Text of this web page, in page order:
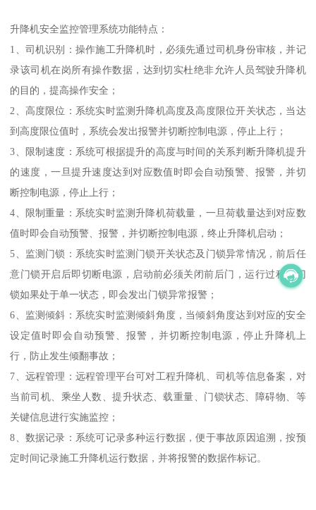
升降机安全监控管理系统功能特点：
1、司机识别：操作施工升降机时，必须先通过司机身份审核，并记
录该司机在岗所有操作数据，达到切实杜绝非允许人员驾驶升降机
的目的，提高操作安全；
2、高度限位：系统实时监测升降机高度及高度限位开关状态，当达
到高度限位值时，系统会发出报警并切断控制电源，停止上行；
3、限制速度：系统可根据提升的高度与时间的关系判断升降机提升
的速度，一旦提升速度达到对应数值时即会自动预警、报警，并切
断控制电源，停止上行；
4、限制重量：系统实时监测升降机荷载量，一旦荷载量达到对应数
值时即会自动预警、报警，并切断控制电源，终止升降机启动；
5、监测门锁：系统实时监测门锁开关状态及门锁异常情况，前后任
意门锁开启后即切断电源，启动前必须关闭前后门，运行过程中门
锁如果处于单一状态，即会发出门锁异常报警；
6、监测倾斜：系统实时监测倾斜角度，当倾斜角度达到对应的安全
设定值时即会自动预警、报警，并切断控制电源，停止升降机上
行，防止发生倾翻事故；
7、远程管理：远程管理平台可对工程升降机、司机等信息备案，对
当前司机、乘坐人数、提升状态、载重量、门锁状态、障碍物、等
关键信息进行实施监控；
8、数据记录：系统可记录多种运行数据，便于事故原因追溯，按预
定时间记录施工升降机运行数据，并将报警的数据作标记。